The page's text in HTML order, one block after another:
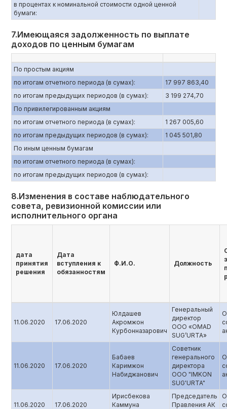
в процентах к номинальной стоимости одной ценной
бумаги:
7.Имеющаяся задолженность по выплате
доходов по ценным бумагам
По простым акциям
по итогам отчетного периода (в сумах):
17 997 863,40
по итогам предыдущих периодов (в сумах):
3 199 274,70
По привилегированным акциям
по итогам отчетного периода (в сумах):
1 267 005,60
по итогам предыдущих периодов (в сумах):
1 045 501,80
По иным ценным бумагам
по итогам отчетного периода (в сумах):
по итогам предыдущих периодов (в сумах):
8.Изменения в составе наблюдательного
совета, ревизионной комиссии или
исполнительного органа
дата
принятия
решения
Дата
вступления к
обязанностям
Ф.И.О. Должность
11.06.2020 17.06.2020
Юлдашев
Акромжон
Курбонназарович
Генеральный
директор
ООО «OMAD
SUG’URTA»
11.06.2020 17.06.2020
Бабаев
Каримжон
Набиджанович
Советник
генерального
директора
ООО "IMKON
SUG'URTA"
11.06.2020 17.06.2020
Ирисбекова
Каммуна
Председатель
Правления АК